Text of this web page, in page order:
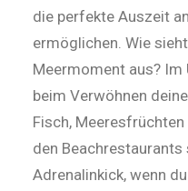
die perfekte Auszeit
ermöglichen. Wie
Meermoment aus? Im
beim Verwöhnen
Fisch,
den Beachrestaurants
Adrenalinkick, wenn